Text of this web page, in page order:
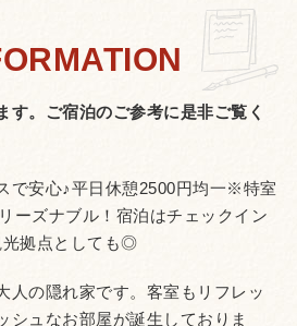
す。 ご宿泊のご参考に是非ご覧く
で安心♪平日休憩2500円均一※特室
ーズナブル！宿泊はチェックイン
光拠点としても◎
人の隠れ家です。客室もリフレッ
シュなお部屋が誕生しておりま